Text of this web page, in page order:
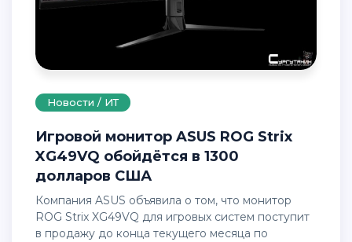
Новости / ИТ
Игровой монитор ASUS ROG Strix
XG49VQ обойдётся в 1300
долларов США
Компания ASUS объявила о том, что монитор
ROG Strix XG49VQ для игровых систем поступит
в продажу до конца текущего месяца по